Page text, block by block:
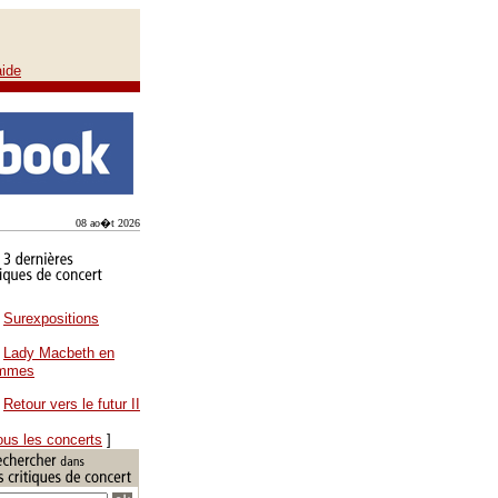
08 ao�t 2026
Surexpositions
Lady Macbeth en
Retour vers le futur II
les concerts ]